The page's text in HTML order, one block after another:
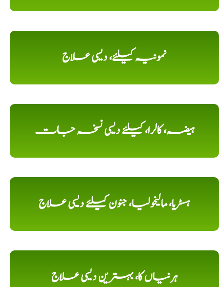
نمونیہ کیلئے، دیسی علاج
ہیضہ، کالرا، کیلئے دیسی نسخہ جات
ہسٹریا، مالیخولیا، جنون کیلئے دیسی علاج
ہرنیاں کا، بہترین دیسی علاج